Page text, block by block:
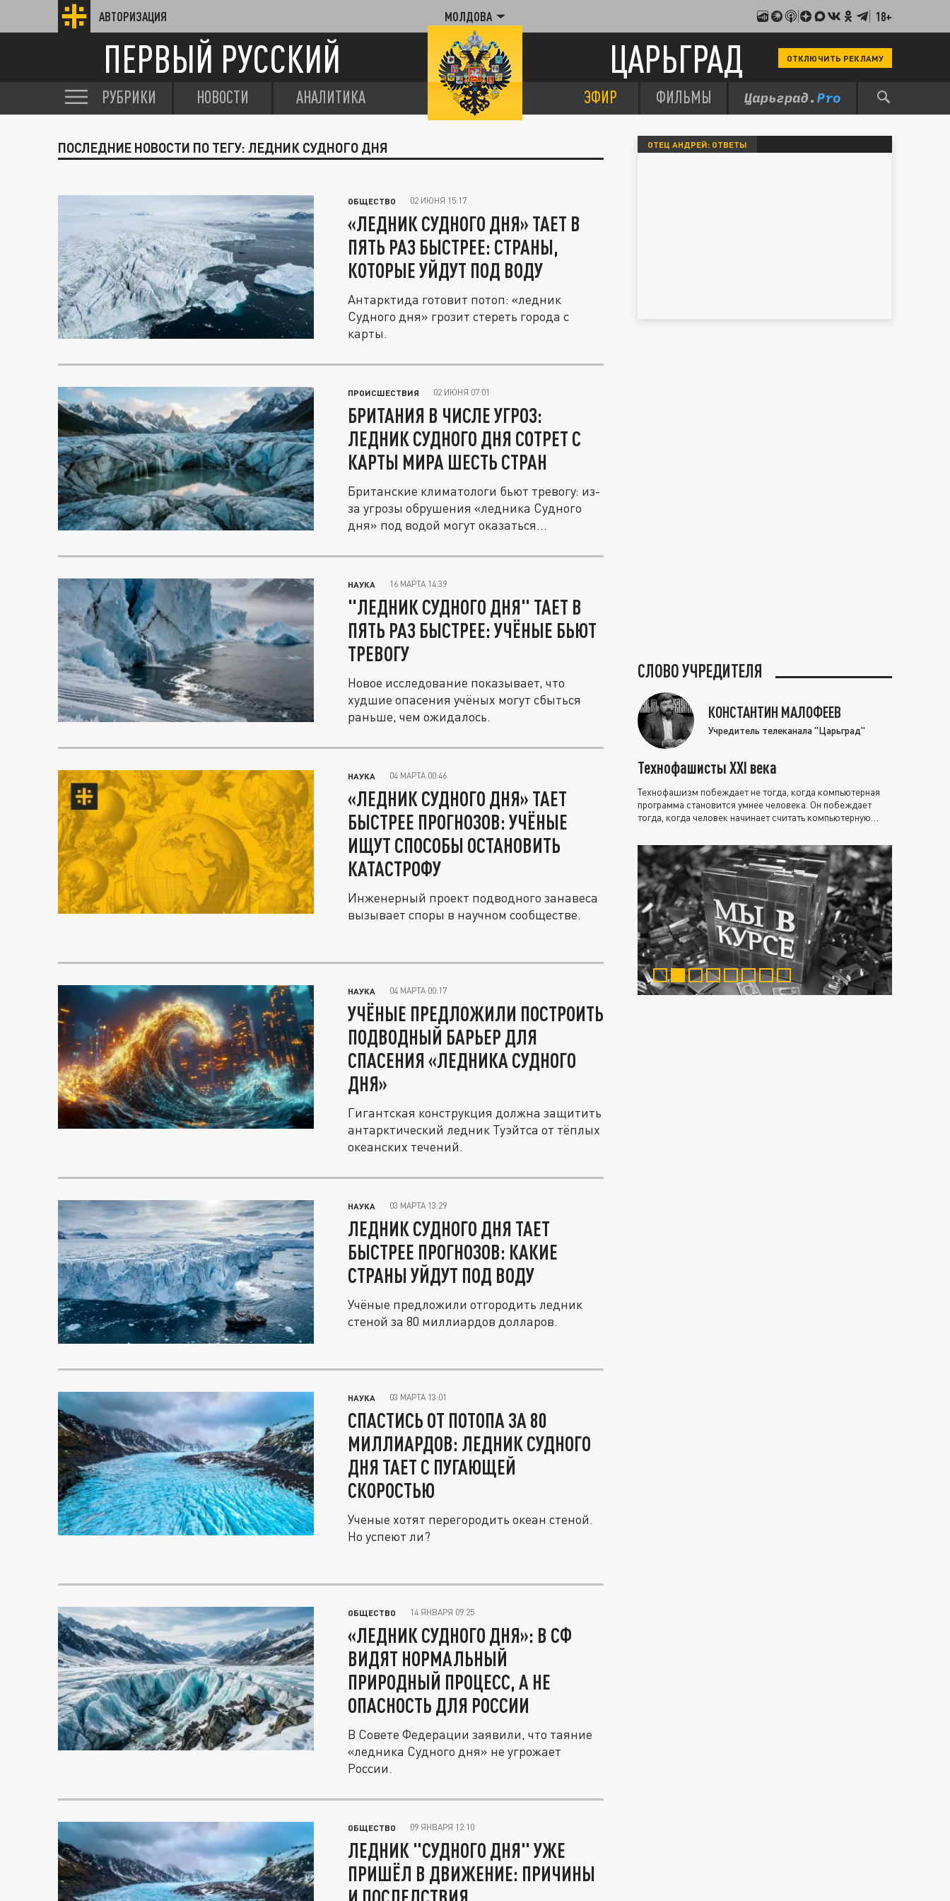
АВТОРИЗАЦИЯ МОЛДОВА 18+
ПЕРВЫЙ РУССКИЙ ЦАРЬГРАД ОТКЛЮЧИТЬ РЕКЛАМУ
РУБРИКИ НОВОСТИ АНАЛИТИКА ЭФИР ФИЛЬМЫ
ПОСЛЕДНИЕ НОВОСТИ ПО ТЕГУ: ЛЕДНИК СУДНОГО ДНЯ
ОБЩЕСТВО 02 ИЮНЯ 15:17
«ЛЕДНИК СУДНОГО ДНЯ» ТАЕТ В
ПЯТЬ РАЗ БЫСТРЕЕ: СТРАНЫ,
КОТОРЫЕ УЙДУТ ПОД ВОДУ
Антарктида готовит потоп: «ледник
Судного дня» грозит стереть города с
карты.
ПРОИСШЕСТВИЯ 02 ИЮНЯ 07:01
БРИТАНИЯ В ЧИСЛЕ УГРОЗ:
ЛЕДНИК СУДНОГО ДНЯ СОТРЕТ С
КАРТЫ МИРА ШЕСТЬ СТРАН
Британские климатологи бьют тревогу: из-
за угрозы обрушения «ледника Судного
дня» под водой могут оказаться...
НАУКА 16 МАРТА 14:39
"ЛЕДНИК СУДНОГО ДНЯ" ТАЕТ В
ПЯТЬ РАЗ БЫСТРЕЕ: УЧЁНЫЕ БЬЮТ
ТРЕВОГУ
Новое исследование показывает, что
худшие опасения учёных могут сбыться
раньше, чем ожидалось.
НАУКА 04 МАРТА 00:46
«ЛЕДНИК СУДНОГО ДНЯ» ТАЕТ
БЫСТРЕЕ ПРОГНОЗОВ: УЧЁНЫЕ
ИЩУТ СПОСОБЫ ОСТАНОВИТЬ
КАТАСТРОФУ
Инженерный проект подводного занавеса
вызывает споры в научном сообществе.
НАУКА 04 МАРТА 00:17
УЧЁНЫЕ ПРЕДЛОЖИЛИ ПОСТРОИТЬ
ПОДВОДНЫЙ БАРЬЕР ДЛЯ
СПАСЕНИЯ «ЛЕДНИКА СУДНОГО
ДНЯ»
Гигантская конструкция должна защитить
антарктический ледник Туэйтса от тёплых
океанских течений.
НАУКА 03 МАРТА 13:29
ЛЕДНИК СУДНОГО ДНЯ ТАЕТ
БЫСТРЕЕ ПРОГНОЗОВ: КАКИЕ
СТРАНЫ УЙДУТ ПОД ВОДУ
Учёные предложили отгородить ледник
стеной за 80 миллиардов долларов.
НАУКА 03 МАРТА 13:01
СПАСТИСЬ ОТ ПОТОПА ЗА 80
МИЛЛИАРДОВ: ЛЕДНИК СУДНОГО
ДНЯ ТАЕТ С ПУГАЮЩЕЙ
СКОРОСТЬЮ
Ученые хотят перегородить океан стеной.
Но успеют ли?
ОБЩЕСТВО 14 ЯНВАРЯ 09:25
«ЛЕДНИК СУДНОГО ДНЯ»: В СФ
ВИДЯТ НОРМАЛЬНЫЙ
ПРИРОДНЫЙ ПРОЦЕСС, А НЕ
ОПАСНОСТЬ ДЛЯ РОССИИ
В Совете Федерации заявили, что таяние
«ледника Судного дня» не угрожает
России.
ОБЩЕСТВО 09 ЯНВАРЯ 12:10
ЛЕДНИК "СУДНОГО ДНЯ" УЖЕ
ПРИШЁЛ В ДВИЖЕНИЕ: ПРИЧИНЫ
ОТЕЦ АНДРЕЙ: ОТВЕТЫ
СЛОВО УЧРЕДИТЕЛЯ
КОНСТАНТИН МАЛОФЕЕВ
Учредитель телеканала "Царьград"
Технофашисты XXI века
Технофашизм побеждает не тогда, когда компьютерная
программа становится умнее человека. Он побеждает
тогда, когда человек начинает считать компьютерную